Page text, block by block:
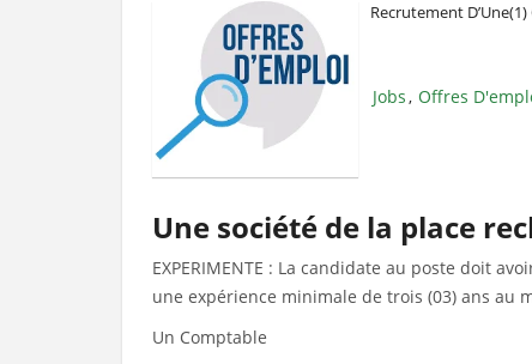
Recrutement D’Une(1)
Jobs, Offres
Une société de la place
EXPERIMENTE : La candidate au poste doit
une expérience minimale de trois (03) ans au
Un Comptable